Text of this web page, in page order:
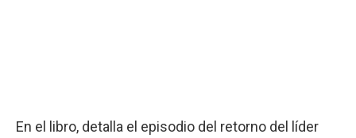
En el libro, detalla el episodio del retorno del líder